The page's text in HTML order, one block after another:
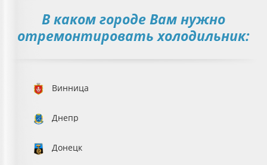
В каком городе Вам нужно
отремонтировать холодильник:
Винница
Днепр
Донецк